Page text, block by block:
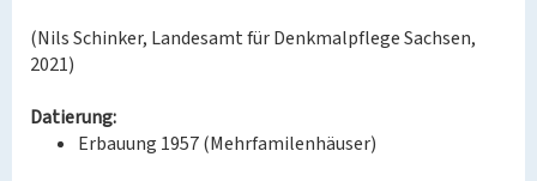
(Nils Schinker, Landesamt für Denkmalpflege Sachsen,
2021)
Datierung:
Erbauung 1957 (Mehrfamilenhäuser)